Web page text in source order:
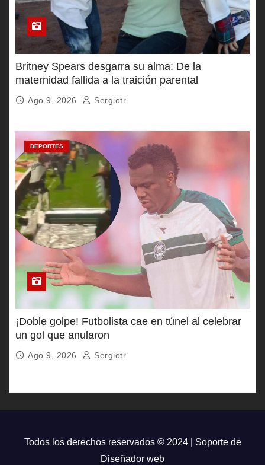
Britney Spears desgarra su alma: De la
maternidad fallida a la traición parental
Ago 9, 2026 Sergiotr
DEPORTES
¡Doble golpe! Futbolista cae en túnel al celebrar
un gol que anularon
Ago 9, 2026 Sergiotr
Todos los derechos reservados © 2024 | Soporte de
Diseñador web